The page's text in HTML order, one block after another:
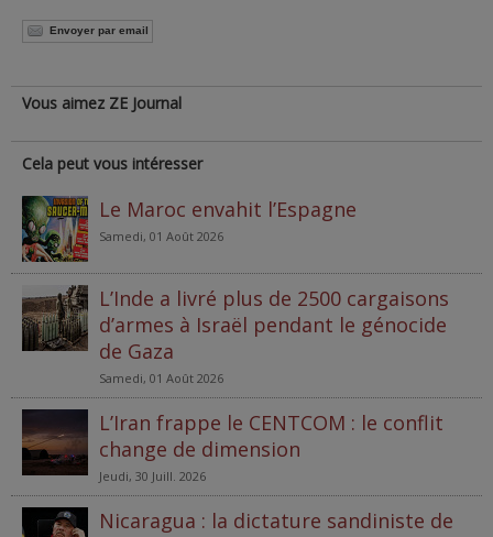
Envoyer par email
Vous aimez ZE Journal
Cela peut vous intéresser
Le Maroc envahit l’Espagne
Samedi, 01 Août 2026
L’Inde a livré plus de 2500 cargaisons
d’armes à Israël pendant le génocide
de Gaza
Samedi, 01 Août 2026
L’Iran frappe le CENTCOM : le conflit
change de dimension
Jeudi, 30 Juill. 2026
Nicaragua : la dictature sandiniste de